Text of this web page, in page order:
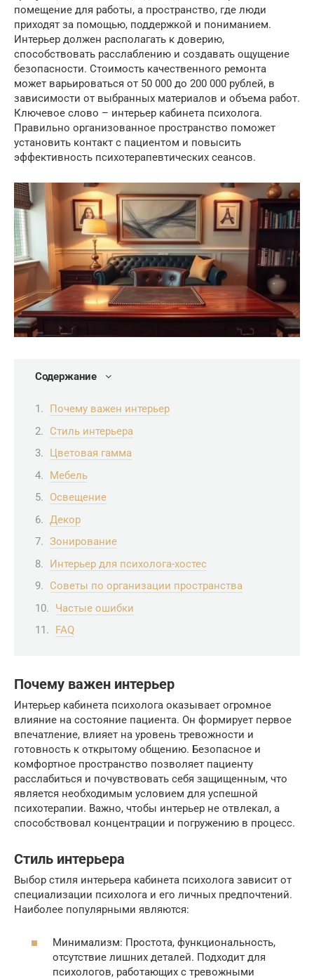
помещение для работы, а пространство, где люди
приходят за помощью, поддержкой и пониманием.
Интерьер должен располагать к доверию,
способствовать расслаблению и создавать ощущение
безопасности. Стоимость качественного ремонта
может варьироваться от 50 000 до 200 000 рублей, в
зависимости от выбранных материалов и объема работ.
Ключевое слово – интерьер кабинета психолога.
Правильно организованное пространство поможет
установить контакт с пациентом и повысить
эффективность психотерапевтических сеансов.
Содержание
Почему важен интерьер
Стиль интерьера
Цветовая гамма
Мебель
Освещение
Декор
Зонирование
Интерьер для психолога-хостес
Советы по организации пространства
Частые ошибки
FAQ
Почему важен интерьер
Интерьер кабинета психолога оказывает огромное
влияние на состояние пациента. Он формирует первое
впечатление, влияет на уровень тревожности и
готовность к открытому общению. Безопасное и
комфортное пространство позволяет пациенту
расслабиться и почувствовать себя защищенным, что
является необходимым условием для успешной
психотерапии. Важно, чтобы интерьер не отвлекал, а
способствовал концентрации и погружению в процесс.
Стиль интерьера
Выбор стиля интерьера кабинета психолога зависит от
специализации психолога и его личных предпочтений.
Наиболее популярными являются:
Минимализм: Простота, функциональность,
отсутствие лишних деталей. Подходит для
психологов, работающих с тревожными